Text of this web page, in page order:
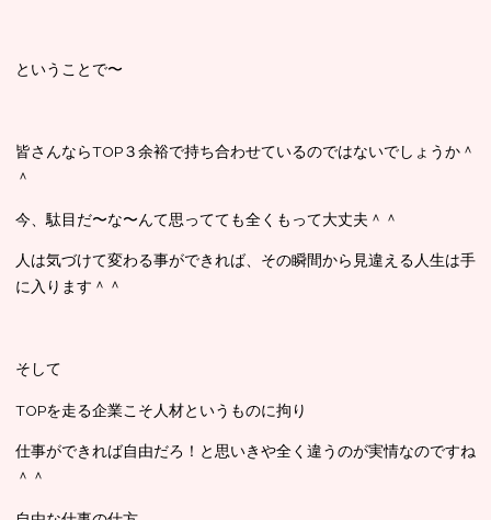
ということで〜
皆さんならTOP３余裕で持ち合わせているのではないでしょうか＾
＾
今、駄目だ〜な〜んて思ってても全くもって大丈夫＾＾
人は気づけて変わる事ができれば、その瞬間から見違える人生は手
に入ります＾＾
そして
TOPを走る企業こそ人材というものに拘り
仕事ができれば自由だろ！と思いきや全く違うのが実情なのですね
＾＾